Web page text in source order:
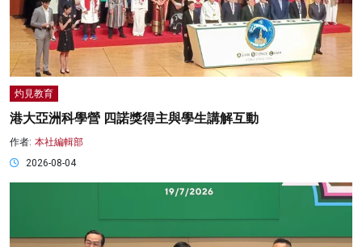
灼見教育
港大亞洲科學營 四諾獎得主與學生講解互動
作者: 本社編輯部
2026-08-04